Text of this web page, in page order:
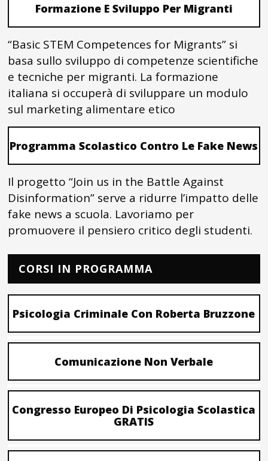
Formazione E Sviluppo Per Migranti
“Basic STEM Competences for Migrants” si
basa sullo sviluppo di competenze scientifiche
e tecniche per migranti. La formazione
italiana si occuperà di sviluppare un modulo
sul marketing alimentare etico
Programma Scolastico Contro Le Fake News
Il progetto “Join us in the Battle Against
Disinformation” serve a ridurre l’impatto delle
fake news a scuola. Lavoriamo per
promuovere il pensiero critico degli studenti.
CORSI IN PROGRAMMA
Psicologia Criminale Con Roberta Bruzzone
Comunicazione Non Verbale
Congresso Europeo Di Psicologia Scolastica
GRATIS